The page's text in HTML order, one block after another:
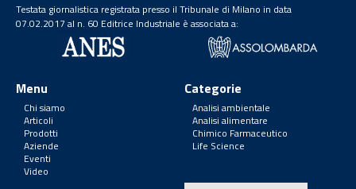
Testata giornalistica registrata presso il Tribunale di Milano in data
07.02.2017 al n. 60 Editrice Industriale è associata a:
Menu
Chi siamo
Articoli
Prodotti
Aziende
Eventi
Video
Categorie
Analisi ambientale
Analisi alimentare
Chimico Farmaceutico
Life Science